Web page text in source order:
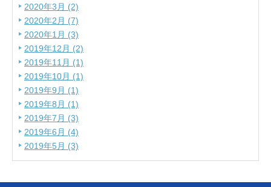
2020年3月 (2)
2020年2月 (7)
2020年1月 (3)
2019年12月 (2)
2019年11月 (1)
2019年10月 (1)
2019年9月 (1)
2019年8月 (1)
2019年7月 (3)
2019年6月 (4)
2019年5月 (3)